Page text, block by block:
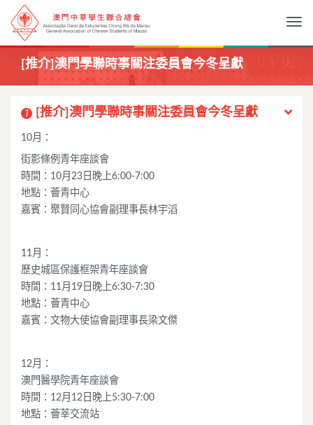
[推介]澳門學聯時事關注委員會今冬呈獻
1 [推介]澳門學聯時事關注委員會今冬呈獻
10月：
街影條例青年座談會
時間：10月23日晚上6:00-7:00
地點：薈青中心
嘉賓：聚賢同心協會副理事長林宇滔
11月：
歷史城區保護框架青年座談會
時間：11月19日晚上6:30-7:30
地點：薈青中心
嘉賓：文物大使協會副理事長梁文傑
12月：
澳門醫學院青年座談會
時間：12月12日晚上5:30-7:00
地點：薈莘交流站